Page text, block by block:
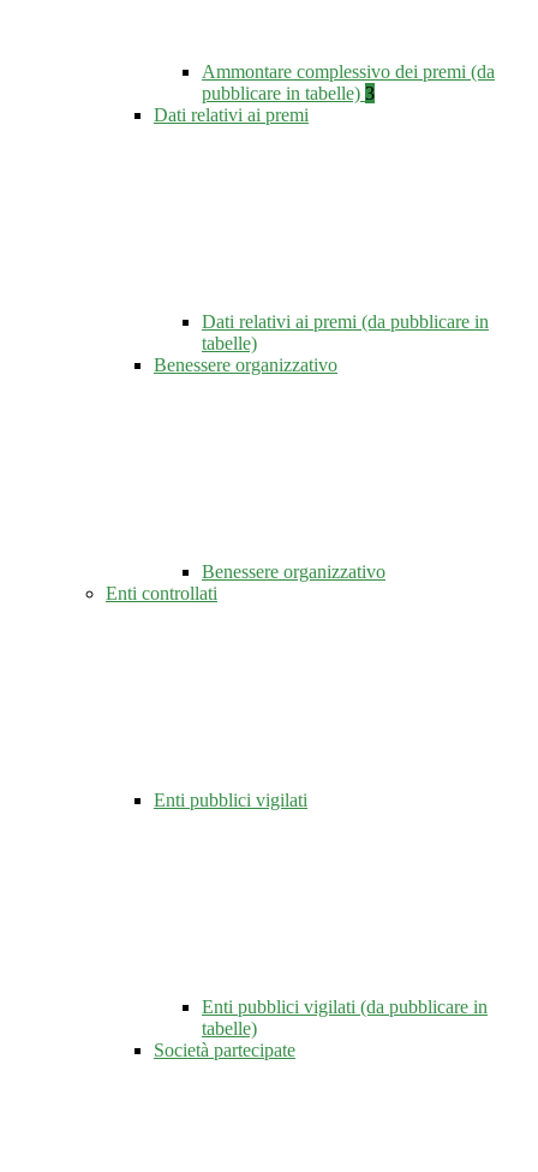
Ammontare complessivo dei premi (da
pubblicare in tabelle) 3
Dati relativi ai premi
Dati relativi ai premi (da pubblicare in
tabelle)
Benessere organizzativo
Benessere organizzativo
Enti controllati
Enti pubblici vigilati
Enti pubblici vigilati (da pubblicare in
tabelle)
Società partecipate